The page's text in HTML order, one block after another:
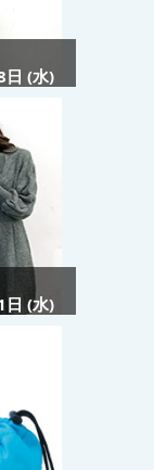
日 (水)
日 (水)